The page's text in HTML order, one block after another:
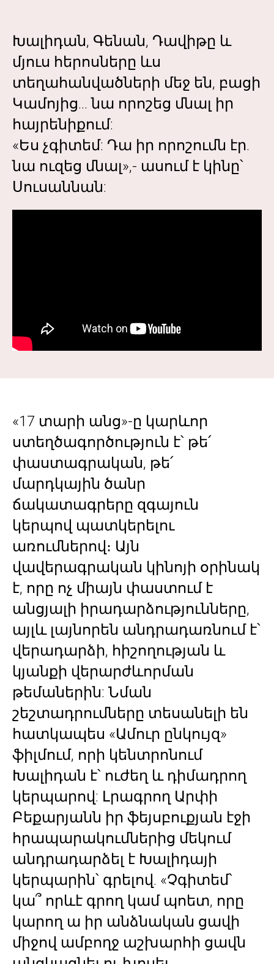
Խալիդան, Գենան, Դավիթը և
մյուս հերոսները ևս
տեղահանվածների մեջ են, բացի
Կամոյից... նա որոշեց մնալ իր
հայրենիքում:
«Ես չգիտեմ: Դա իր որոշումն էր.
նա ուզեց մնալ»,- ասում է կինը՝
Սուսաննան:
«17 տարի անց»-ը կարևոր
ստեղծագործություն է՝ թե՛
փաստագրական, թե՛
մարդկային ծանր
ճակատագրերը զգայուն
կերպով պատկերելու
առումներով։ Այն
վավերագրական կինոյի օրինակ
է, որը ոչ միայն փաստում է
անցյալի իրադարձությունները,
այլև լայնորեն անդրադառնում է՝
վերադարձի, հիշողության և
կյանքի վերարժևորման
թեմաներին: Նման
շեշտադրումները տեսանելի են
հատկապես «Ամուր ընկույզ»
ֆիլմում, որի կենտրոնում
Խալիդան է՝ ուժեղ և դիմադրող
կերպարով: Լրագրող Արփի
Բեքարյանն իր ֆեյսբուքյան էջի
հրապարակումներից մեկում
անդրադարձել է Խալիդայի
կերպարին՝ գրելով. «Չգիտեմ՝
կա՞ որևէ գրող կամ պոետ, որը
կարող ա իր անձնական ցավի
միջով ամբողջ աշխարհի ցավն